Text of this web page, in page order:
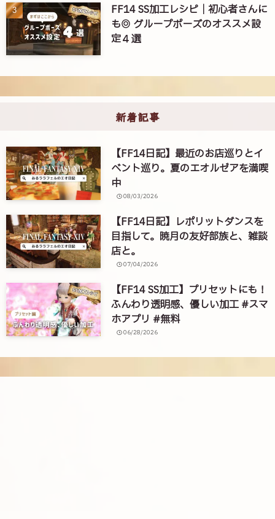
FF14 SS加工レシピ｜初心者さんに
も◎ グループポーズのオススメ設
定４選
新着記事
【FF14日記】最近のお店巡りとイ
ベント巡り。夏のエオルゼアを満喫
中
08/03/2026
【FF14日記】レポリットダンスを
目指して。暁月の友好部族と、雑談
店と。
07/04/2026
【FF14 SS加工】プリセットにも！
ふんわり透明感、優しい加工 #スマ
ホアプリ #無料
06/28/2026